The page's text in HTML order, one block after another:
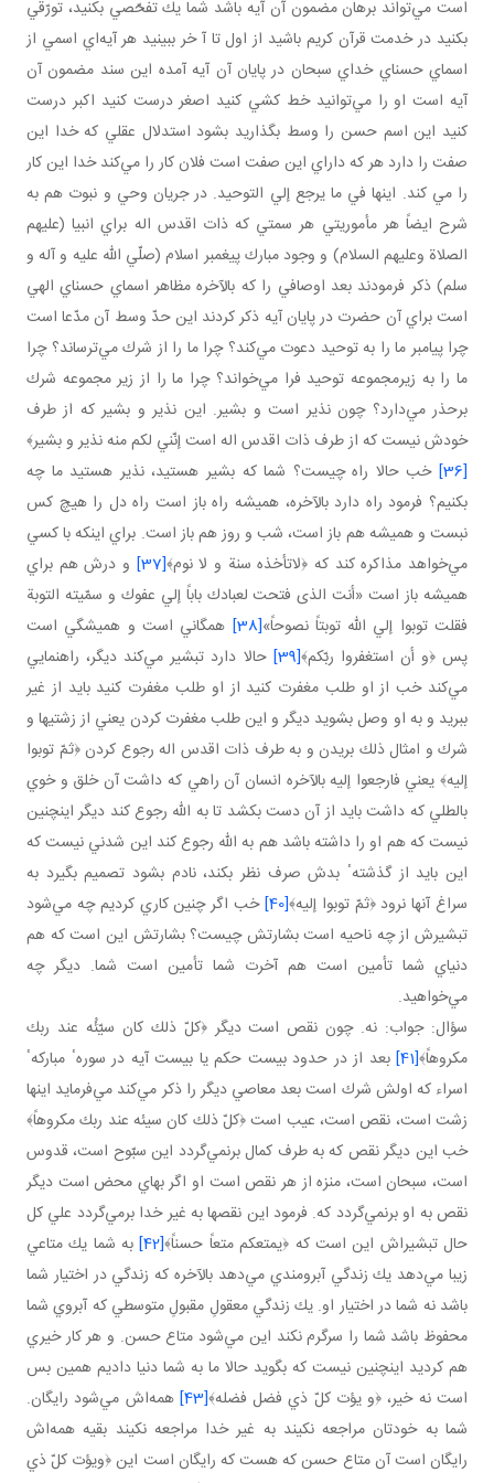
است مي‌تواند برهان مضمون آن آيه باشد شما يك تفحّصي بكنيد، تورّقي
بكنيد در خدمت قرآن كريم باشيد از اول تا آ خر ببينيد هر آيه‌اي اسمي از
اسماي حسناي خداي سبحان در پايان آن آيه آمده اين سند مضمون آن
آيه است او را مي‌توانيد خط كشي كنيد اصغر درست كنيد اكبر درست
كنيد اين اسم حسن را وسط بگذاريد بشود استدلال عقلي كه خدا اين
صفت را دارد هر كه داراي اين صفت است فلان كار را مي‌كند خدا اين كار
را مي‌ كند. اينها في ما يرجع إلي التوحيد. در جريان وحي و نبوت هم به
شرح ايضاً هر مأموريتي هر سمتي كه ذات اقدس اله براي انبيا (عليهم
الصلاة وعليهم السلام) و وجود مبارك پيغمبر اسلام (صلّي الله عليه و آله و
سلم) ذكر فرمودند بعد اوصافي را كه بالآخره مظاهر اسماي حسناي الهي
است براي آن حضرت در پايان آيه ذكر كردند اين حدّ وسط آن مدّعا است
چرا پيامبر ما را به توحيد دعوت مي‌كند؟ چرا ما را از شرك مي‌ترساند؟ چرا
ما را به زيرمجموعه توحيد فرا مي‌خواند؟ چرا ما را از زير مجموعه شرك
برحذر مي‌دارد؟ چون نذير است و بشير. اين نذير و بشير كه از طرف
خودش نيست كه از طرف ذات اقدس اله است إنّني لكم منه نذير و بشير﴾
[36]
خب حالا راه چيست؟ شما كه بشير هستيد، نذير هستيد ما چه
بكنيم؟ فرمود راه دارد بالآخره، هميشه راه باز است راه دل را هيچ كس
نبست و هميشه هم باز است، شب و روز هم باز است. براي اينكه با كسي
مي‌خواهد مذاكره كند كه ﴿لاتأخذه سنة و لا نوم﴾[37]
و درش هم براي
هميشه باز است «أنت الذى فتحت لعبادك باباً إلي عفوك و سمّيته التوبة
فقلت توبوا إلي الله توبتاً نصوحاً»[38]
همگاني است و هميشگي است
پس ﴿و أن استغفروا ربّكم﴾[39]
حالا دارد تبشير مي‌كند ديگر، راهنمايي
مي‌كند خب از او طلب مغفرت كنيد از او طلب مغفرت كنيد بايد از غير
ببريد و به او وصل بشويد ديگر و اين طلب مغفرت كردن يعني از زشتيها و
شرك و امثال ذلك بريدن و به طرف ذات اقدس اله رجوع كردن ﴿ثمّ توبوا
إليه﴾ يعني فارجعوا إليه بالآخره انسان آن راهي كه داشت آن خلق و خوي
بالطلي كه داشت بايد از آن دست بكشد تا به الله رجوع كند ديگر اينچنين
نيست كه هم او را داشته باشد هم به الله رجوع كند اين شدني نيست كه
اين بايد از گذشتهٴ بدش صرف نظر بكند، نادم بشود تصميم بگيرد به
سراغ آنها نرود ﴿ثمّ توبوا إليه﴾[40]
خب اگر چنين كاري كرديم چه مي‌شود
تبشيرش از چه ناحيه است بشارتش چيست؟ بشارتش اين است كه هم
دنياي شما تأمين است هم آخرت شما تأمين است شما. ديگر چه
مي‌خواهيد.
سؤال: جواب: نه. چون نقص است ديگر ﴿كلّ ذلك كان سيّئُه عند ربك
مكروهاً﴾[41]
بعد از در حدود بيست حكم يا بيست آيه در سورهٴ مباركهٴ
اسراء كه اولش شرك است بعد معاصي ديگر را ذكر مي‌كند مي‌فرمايد اينها
زشت است، نقص است، عيب است ﴿كلّ ذلك كان سيئه عند ربك مكروهاً﴾
خب اين ديگر نقص كه به طرف كمال برنمي‌گردد اين سبّوح است، قدوس
است، سبحان است، منزه از هر نقص است او اگر بهاي محض است ديگر
نقص به او برنمي‌گردد كه. فرمود اين نقصها به غير خدا برمي‌گردد علي كل
حال تبشيراش اين است كه ﴿يمتعكم متعاً حسناً﴾[42]
به شما يك متاعي
زيبا مي‌دهد يك زندگي آبرومندي مي‌دهد بالآخره كه زندگي در اختيار شما
باشد نه شما در اختيار او. يك زندگي معقولِ مقبولِ متوسطي كه آبروي شما
محفوظ باشد شما را سرگرم نكند اين مي‌شود متاع حسن. و هر كار خيري
هم كرديد اينچنين نيست كه بگويد حالا ما به شما دنيا داديم همين بس
است نه خير، ﴿و يؤت كلّ ذي فضل فضله﴾[43]
همه‌اش مي‌شود رايگان.
شما به خودتان مراجعه نكيند به غير خدا مراجعه نكيند بقيه همه‌اش
رايگان است آن متاع حسن كه هست كه رايگان است اين ﴿ويؤت كلّ ذي